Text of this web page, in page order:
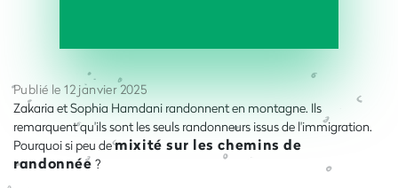
Publié le 12 janvier 2025
Zakaria et Sophia Hamdani randonnent en montagne. Ils
remarquent qu'ils sont les seuls randonneurs issus de l'immigration.
Pourquoi si peu demixité sur les chemins de
randonnée ?